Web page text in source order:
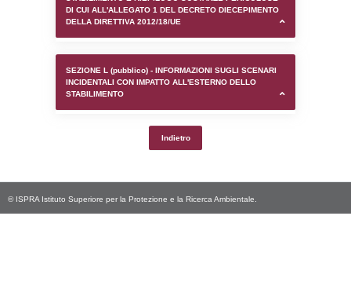
CONTROLLO A CUI è SOGGETTO LO
SEZIONE F (pubblico) - DESCRIZIONE
SEZIONE H (pubblico) - DESCRIZIONE
STABILIMENTO E RIEPILOGO SOSTANZE